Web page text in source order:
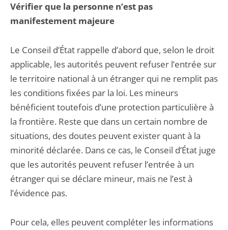
Vérifier que la personne n’est pas
manifestement majeure
Le Conseil d’État rappelle d’abord que, selon le droit
applicable, les autorités peuvent refuser l’entrée sur
le territoire national à un étranger qui ne remplit pas
les conditions fixées par la loi. Les mineurs
bénéficient toutefois d’une protection particulière à
la frontière. Reste que dans un certain nombre de
situations, des doutes peuvent exister quant à la
minorité déclarée. Dans ce cas, le Conseil d’État juge
que les autorités peuvent refuser l’entrée à un
étranger qui se déclare mineur, mais ne l’est à
l’évidence pas.
Pour cela, elles peuvent compléter les informations